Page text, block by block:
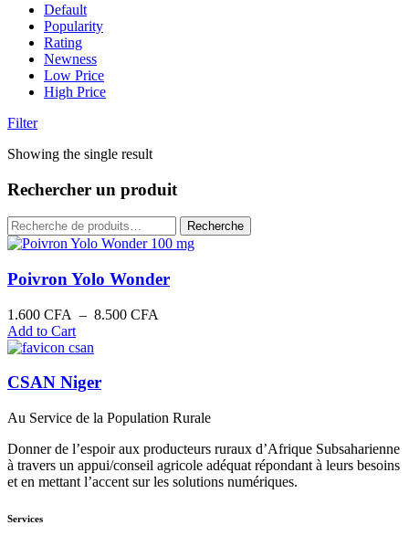
Default
Popularity
Rating
Newness
Low Price
High Price
Filter
Showing the single result
Rechercher un produit
Recherche
pour :
Recherche
Poivron Yolo Wonder
1.600 CFA – 8.500 CFA
Add to Cart
CSAN Niger
Au Service de la Population Rurale
Donner de l’espoir aux producteurs ruraux d’Afrique Subsaharienne
à travers un appui/conseil agricole adéquat répondant à leurs besoins
et en mettant l’accent sur les solutions numériques.
Services